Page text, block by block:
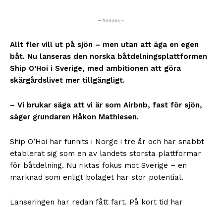
– Annons –
Allt fler vill ut på sjön – men utan att äga en egen
båt. Nu lanseras den norska båtdelningsplattformen
Ship O’Hoi i Sverige, med ambitionen att göra
skärgårdslivet mer tillgängligt.
– Vi brukar säga att vi är som Airbnb, fast för sjön,
säger grundaren Håkon Mathiesen.
Ship O’Hoi har funnits i Norge i tre år och har snabbt
etablerat sig som en av landets största plattformar
för båtdelning. Nu riktas fokus mot Sverige – en
marknad som enligt bolaget har stor potential.
Lanseringen har redan fått fart. På kort tid har